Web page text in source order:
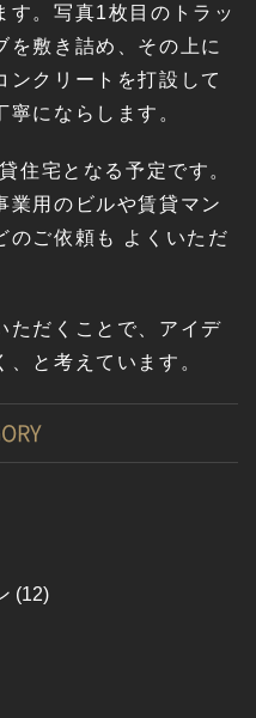
す。写真1枚目のトラッ
を敷き詰め、その上に
ンクリートを打設して
にならします。
住宅となる予定です。
業用のビルや賃貸マン
のご依頼も よくいただ
ただくことで、アイデ
と考えています。
(12)